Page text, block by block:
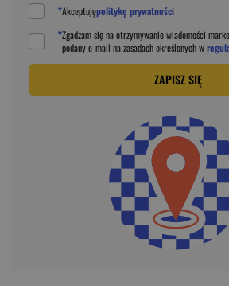
*Akceptujępolitykę prywatności
*Zgadzam się na otrzymywanie wiadomości
podanye-mail na zasadach określonych w
ZAPISZ SIĘ